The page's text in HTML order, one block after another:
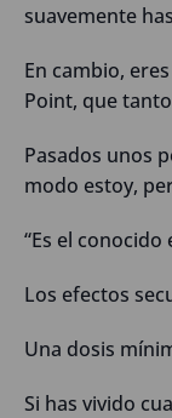
suavemente
En cambio,
Point, que
Pasados unos
modo estoy,
“Es el conocido
Los efectos
Una dosis
Si has vivido